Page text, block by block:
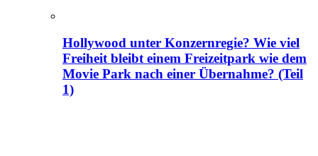
Hollywood unter Konzernregie? Wie viel
Freiheit bleibt einem Freizeitpark wie dem
Movie Park nach einer Übernahme? (Teil
1)